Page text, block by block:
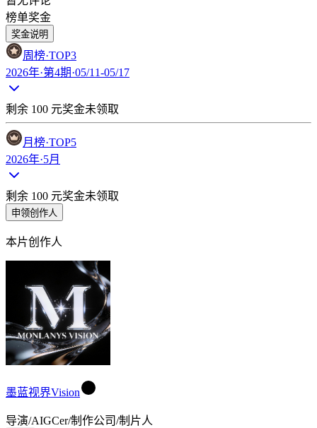
榜单奖金
奖金说明
周榜·TOP3
2026年·第4期·05/11-05/17
剩余 100 元奖金未领取
月榜·TOP5
2026年·5月
剩余 100 元奖金未领取
申领创作人
本片创作人
墨蓝视界Vision
导演/AIGCer/制作公司/制片人